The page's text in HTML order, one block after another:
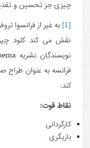
چیزی جز تحسین و
[1]
به غیر از فرانسوا
فرانسه به عنوان طراح
کند.
نقاط قوت:
کارگردانی
بازیگری